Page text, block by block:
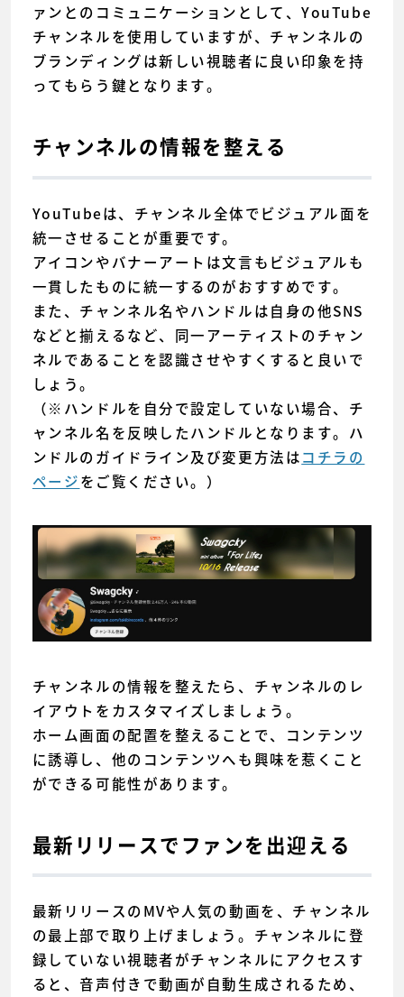
ァンとのコミュニケーションとして、YouTube
チャンネルを使用していますが、チャンネルの
ブランディングは新しい視聴者に良い印象を持
ってもらう鍵となります。
チャンネルの情報を整える
YouTubeは、チャンネル全体でビジュアル面を
統一させることが重要です。
アイコンやバナーアートは文言もビジュアルも
一貫したものに統一するのがおすすめです。
また、チャンネル名やハンドルは自身の他SNS
などと揃えるなど、同一アーティストのチャン
ネルであることを認識させやすくすると良いで
しょう。
（※ハンドルを自分で設定していない場合、チ
ャンネル名を反映したハンドルとなります。ハ
ンドルのガイドライン及び変更方法はコチラの
ページをご覧ください。）
チャンネルの情報を整えたら、チャンネルのレ
イアウトをカスタマイズしましょう。
ホーム画面の配置を整えることで、コンテンツ
に誘導し、他のコンテンツへも興味を惹くこと
ができる可能性があります。
最新リリースでファンを出迎える
最新リリースのMVや人気の動画を、チャンネル
の最上部で取り上げましょう。チャンネルに登
録していない視聴者がチャンネルにアクセスす
ると、音声付きで動画が自動生成されるため、